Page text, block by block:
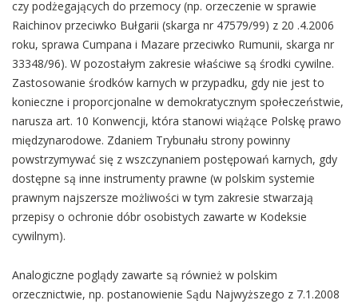
czy podżegających do przemocy (np. orzeczenie w sprawie
Raichinov przeciwko Bułgarii (skarga nr 47579/99) z 20 .4.2006
roku, sprawa Cumpana i Mazare przeciwko Rumunii, skarga nr
33348/96). W pozostałym zakresie właściwe są środki cywilne.
Zastosowanie środków karnych w przypadku, gdy nie jest to
konieczne i proporcjonalne w demokratycznym społeczeństwie,
narusza art. 10 Konwencji, która stanowi wiążące Polskę prawo
międzynarodowe. Zdaniem Trybunału strony powinny
powstrzymywać się z wszczynaniem postępowań karnych, gdy
dostępne są inne instrumenty prawne (w polskim systemie
prawnym najszersze możliwości w tym zakresie stwarzają
przepisy o ochronie dóbr osobistych zawarte w Kodeksie
cywilnym).
Analogiczne poglądy zawarte są również w polskim
orzecznictwie, np. postanowienie Sądu Najwyższego z 7.1.2008